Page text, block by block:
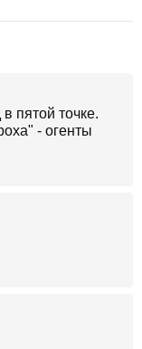
пятой точке.
- огенты